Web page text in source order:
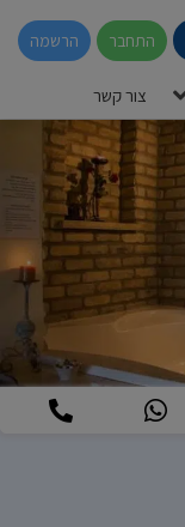
התחבר הרשמה
צור קשר